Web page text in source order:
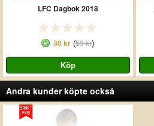
LFC Dagbok 2018
30 kr (59 kr)
Andra kunder köpte också